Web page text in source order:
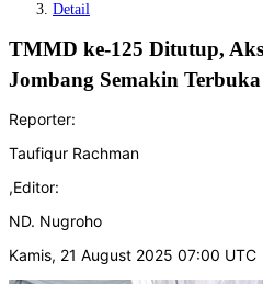
Detail
TMMD ke-125 Ditutup,
Jombang Semakin Terbuka
Reporter:
Taufiqur Rachman
,Editor:
ND. Nugroho
Kamis, 21 August 2025 07:00 UTC